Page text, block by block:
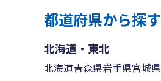
都道府県から探す
北海道・東北
北海道青森県岩手県宮城県